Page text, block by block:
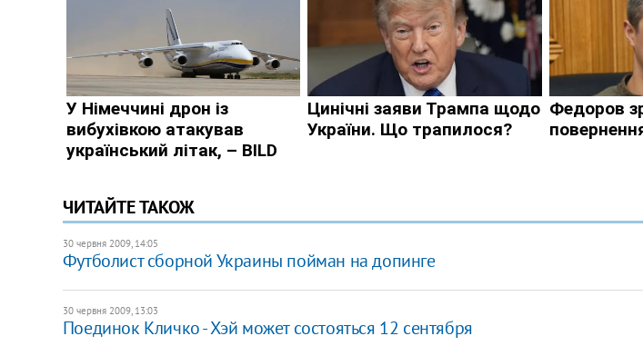
ЧИТАЙТЕ ТАКОЖ
30 червня 2009, 14:05
Футболист сборной Украины пойман на допинге
30 червня 2009, 13:03
Поединок Кличко - Хэй может состояться 12 сентября